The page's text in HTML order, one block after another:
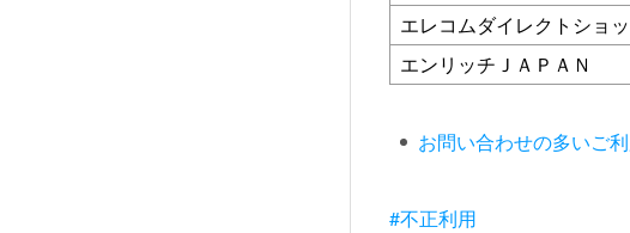
エレコムダイレクトショ
エンリッチＪＡＰＡＮ
お問い合わせの多いご
#不正利用